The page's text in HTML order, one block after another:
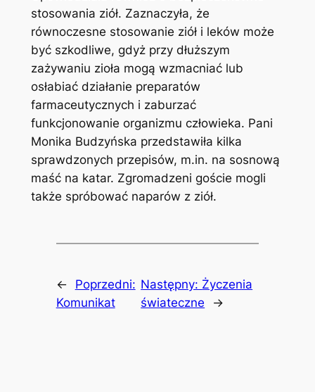
stosowania ziół. Zaznaczyła, że
równoczesne stosowanie ziół i leków może
być szkodliwe, gdyż przy dłuższym
zażywaniu zioła mogą wzmacniać lub
osłabiać działanie preparatów
farmaceutycznych i zaburzać
funkcjonowanie organizmu człowieka. Pani
Monika Budzyńska przedstawiła kilka
sprawdzonych przepisów, m.in. na sosnową
maść na katar. Zgromadzeni goście mogli
także spróbować naparów z ziół.
←
Poprzedni:
Komunikat
Następny: Życzenia
świateczne
→